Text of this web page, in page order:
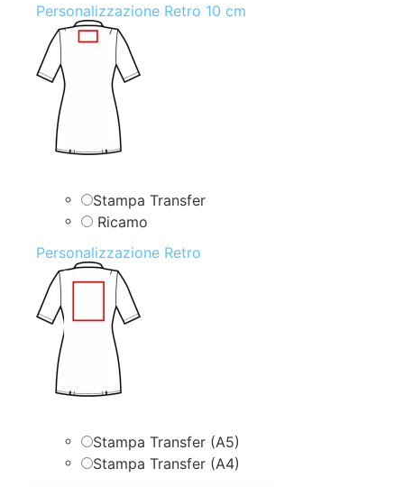
Personalizzazione Retro 10 cm
Stampa Transfer
Ricamo
Personalizzazione Retro
Stampa Transfer (A5)
Stampa Transfer (A4)